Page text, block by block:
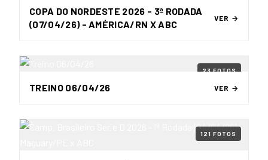
COPA DO NORDESTE 2026 - 3ª RODADA
(07/04/26) - AMÉRICA/RN X ABC
VER →
23 FOTOS
TREINO 06/04/26 VER →
121 FOTOS